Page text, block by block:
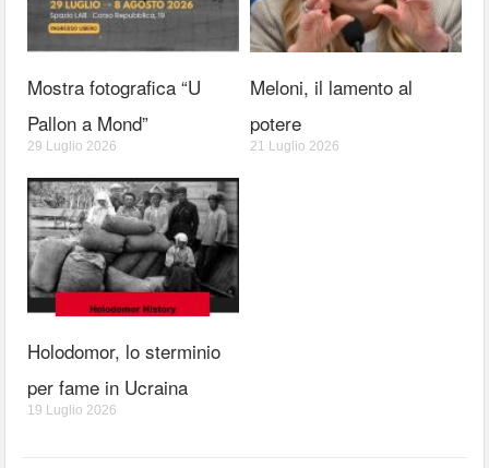
Mostra fotografica “U
Pallon a Mond”
29 Luglio 2026
Meloni, il lamento al
potere
21 Luglio 2026
Holodomor, lo sterminio
per fame in Ucraina
19 Luglio 2026